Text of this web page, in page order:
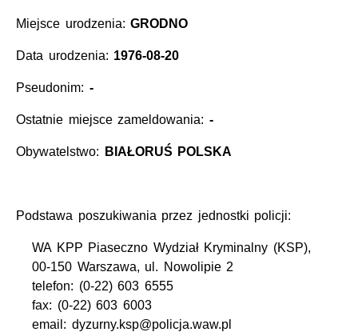
Miejsce urodzenia:GRODNO
Data urodzenia: 1976-08-20
Pseudonim: -
Ostatnie miejsce zameldowania: -
Obywatelstwo: BIAŁORUŚ POLSKA
Podstawa poszukiwania przez jednostki policji:
WA KPP Piaseczno Wydział Kryminalny (KSP),
00-150 Warszawa, ul. Nowolipie 2
telefon: (0-22) 603 6555
fax: (0-22) 603 6003
email: dyzurny.ksp@policja.waw.pl